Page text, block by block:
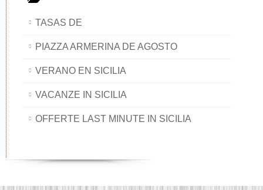
TASAS DE
PIAZZA ARMERINA DE AGOSTO
VERANO EN SICILIA
VACANZE IN SICILIA
OFFERTE LAST MINUTE IN SICILIA